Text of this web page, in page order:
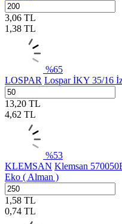
3,06 TL
1,38 TL
%65
LOSPAR Lospar İKY 35/16
13,20 TL
4,62 TL
%53
KLEMSAN Klemsan
Eko ( Alman )
1,58 TL
0,74 TL